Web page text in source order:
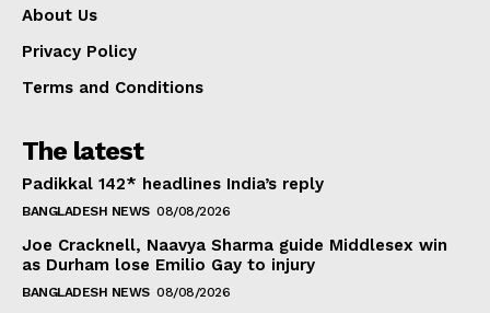
About Us
Privacy Policy
Terms and Conditions
The latest
Padikkal 142* headlines India’s reply
BANGLADESH NEWS 08/08/2026
Joe Cracknell, Naavya Sharma guide Middlesex win
as Durham lose Emilio Gay to injury
BANGLADESH NEWS 08/08/2026